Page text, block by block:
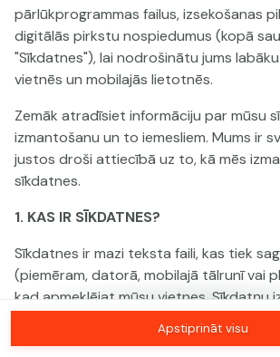
pieslēdzies, lai spēlētu ar īstu
Pieslēgties
pārlūkprogrammas failus, izsekošanas
digitālās pirkstu nospiedumus (kopā
"Sīkdatnes"), lai nodrošinātu jums
vietnēs un mobilajās lietotnēs.
Zemāk atradīsiet informāciju par mūsu
izmantošanu un to iemesliem. Mums ir
justos droši attiecībā uz to, kā mēs
sīkdatnes.
1. KAS IR SĪKDATNES?
Sīkdatnes ir mazi teksta faili, kas tiek
(piemēram, datorā, mobilajā tālrunī vai
kad apmeklējat mūsu vietnes. Sīkdatņu
mums jūs atpazīt un saprast, kā jūs
vietnes, kas palīdz mums uzlabot jūsu
Apstiprināt visu